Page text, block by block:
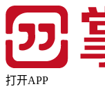
打开APP